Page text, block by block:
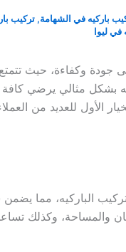
باركيه في الشهامة,تركيب
في ليوا
جودة وكفاءة، حيث
مثالي يرضي كافة
الأول للعديد من
تركيب الباركيه، مما
والمساحة، وكذلك تساعد